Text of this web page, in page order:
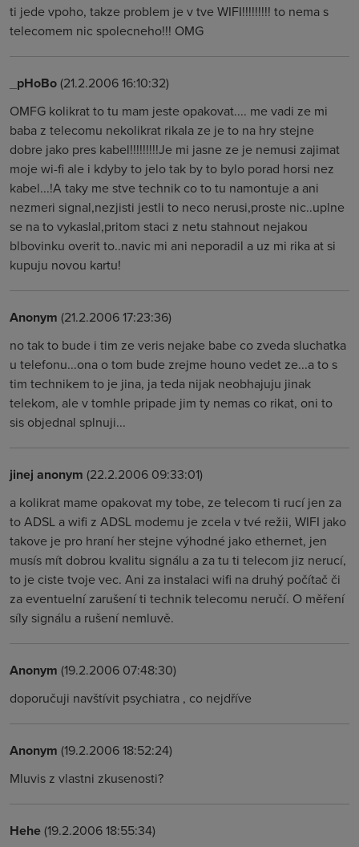
ti jede vpoho, takze problem je v tve WIFI!!!!!!!!! to nema s
telecomem nic spolecneho!!! OMG
_pHoBo(21.2.2006 16:10:32)
OMFG kolikrat to tu mam jeste opakovat.... me vadi ze mi
baba z telecomu nekolikrat rikala ze je to na hry stejne
dobre jako pres kabel!!!!!!!!!Je mi jasne ze je nemusi zajimat
moje wi-fi ale i kdyby to jelo tak by to bylo porad horsi nez
kabel...!A taky me stve technik co to tu namontuje a ani
nezmeri signal,nezjisti jestli to neco nerusi,proste nic..uplne
se na to vykaslal,pritom staci z netu stahnout nejakou
blbovinku overit to..navic mi ani neporadil a uz mi rika at si
kupuju novou kartu!
Anonym (21.2.2006 17:23:36)
no tak to bude i tim ze veris nejake babe co zveda sluchatka
u telefonu...ona o tom bude zrejme houno vedet ze...a to s
tim technikem to je jina, ja teda nijak neobhajuju jinak
telekom, ale v tomhle pripade jim ty nemas co rikat, oni to
sis objednal splnuji...
jinej anonym (22.2.2006 09:33:01)
a kolikrat mame opakovat my tobe, ze telecom ti rucí jen za
to ADSL a wifi z ADSL modemu je zcela v tvé režii, WIFI jako
takove je pro hraní her stejne výhodné jako ethernet, jen
musís mít dobrou kvalitu signálu a za tu ti telecom jiz nerucí,
to je ciste tvoje vec. Ani za instalaci wifi na druhý počítač či
za eventuelní zarušení ti technik telecomu neručí. O měření
síly signálu a rušení nemluvě.
Anonym (19.2.2006 07:48:30)
doporučuji navštívit psychiatra , co nejdříve
Anonym (19.2.2006 18:52:24)
Mluvis z vlastni zkusenosti?
Hehe(19.2.2006 18:55:34)